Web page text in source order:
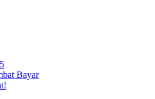
Bayar